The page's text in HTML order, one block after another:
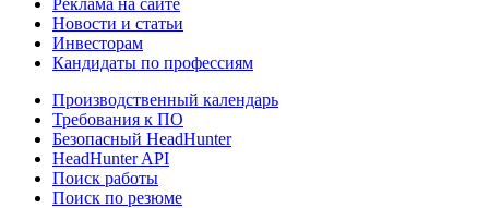
Новости и статьи
Инвесторам
Кандидаты по профессиям
Производственный календарь
Требования к ПО
Безопасный HeadHunter
HeadHunter API
Поиск работы
Поиск по резюме